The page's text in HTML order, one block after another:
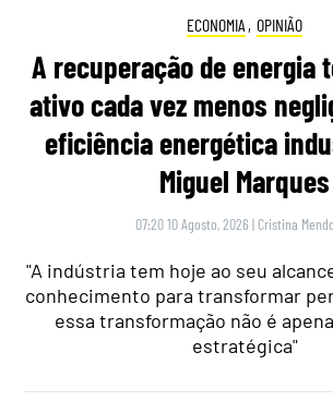
ECONOMIA , OPINIÃO
A recuperação de energia
ativo cada vez menos
eficiência energética
Miguel Marques
07:20 10 Agosto, 2026 | Cristina
"A indústria tem hoje ao seu
conhecimento para transformar
essa transformação não é
estratégica"